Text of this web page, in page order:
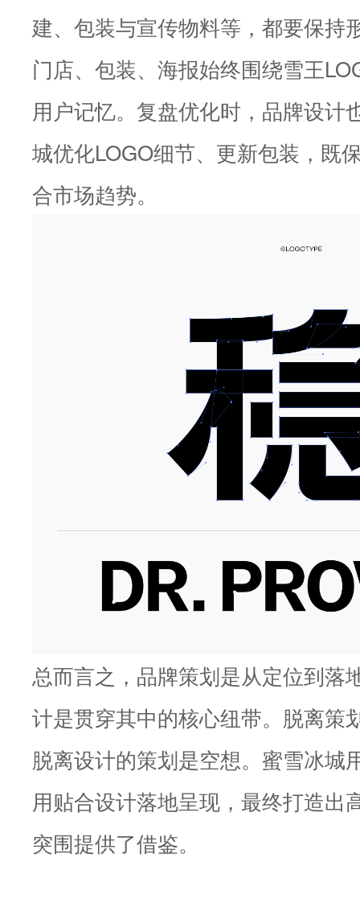
建、包装与宣传物料等，都要保持
门店、包装、海报始终围绕雪王
用户记忆。复盘优化时，品牌设计
城优化LOGO细节、更新包装，既
合市场趋势。
总而言之，品牌策划是从定位到落
计是贯穿其中的核心纽带。脱离策
脱离设计的策划是空想。蜜雪冰城
用贴合设计落地呈现，最终打造出
突围提供了借鉴。